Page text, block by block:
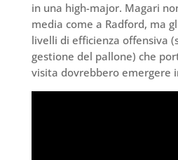
in una high-major. Magari
media come a Radford, ma
livelli di efficienza offensiva
gestione del pallone) che
visita dovrebbero emergere